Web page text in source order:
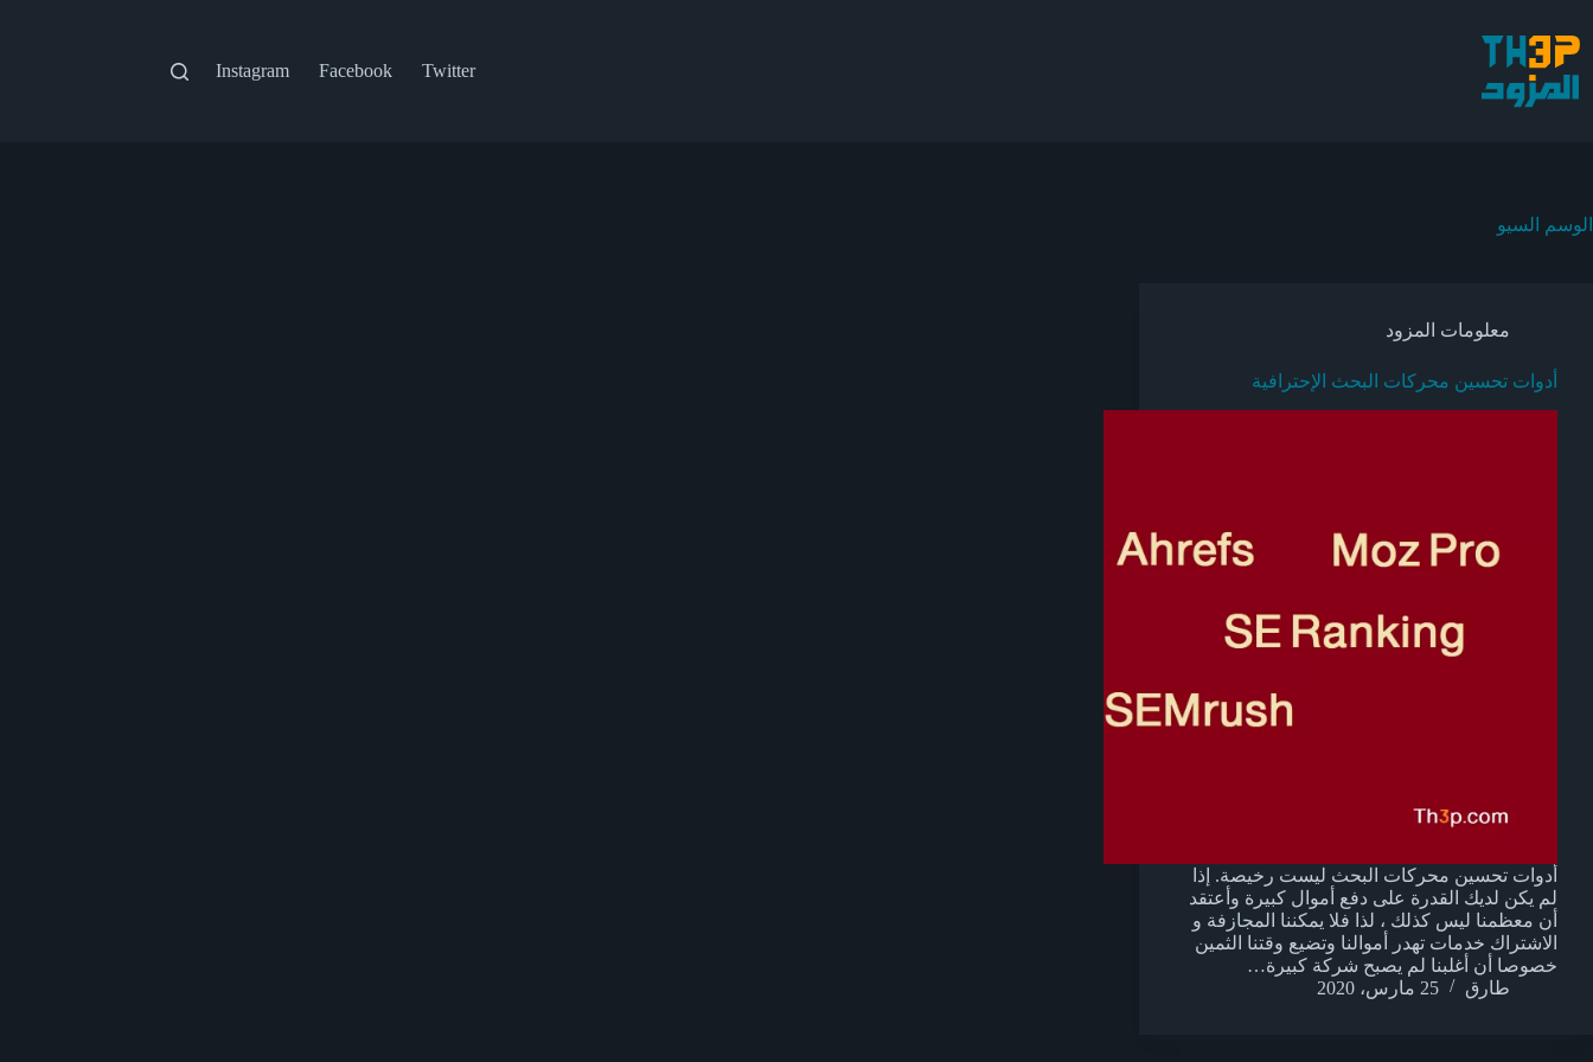
إلى
المحتوى
Twitter
Facebook
Instagram
الوسم السيو
معلومات المزود
أدوات تحسين محركات البحث الإحترافية
أدوات تحسين محركات البحث ليست رخيصة. إذا
لم يكن لديك القدرة على دفع أموال كبيرة وأعتقد
أن معظمنا ليس كذلك ، لذا فلا يمكننا المجازفة و
الاشتراك خدمات تهدر أموالنا وتضيع وقتنا الثمين
خصوصا أن أغلبنا لم يصبح شركة كبيرة…
طارق
25 مارس، 2020